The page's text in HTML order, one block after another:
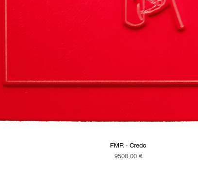
Vista rapida
FMR - Credo
Prezzo
9500,00 €